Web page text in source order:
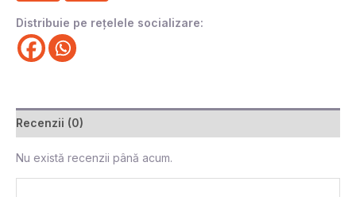
Distribuie pe rețelele socializare:
Recenzii (0)
Nu există recenzii până acum.